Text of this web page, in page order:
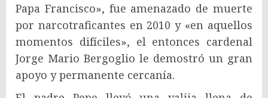
Papa Francisco», fue amenazado de muerte
por narcotraficantes en 2010 y «en aquellos
momentos difíciles», el entonces cardenal
Jorge Mario Bergoglio le demostró un gran
apoyo y permanente cercanía.